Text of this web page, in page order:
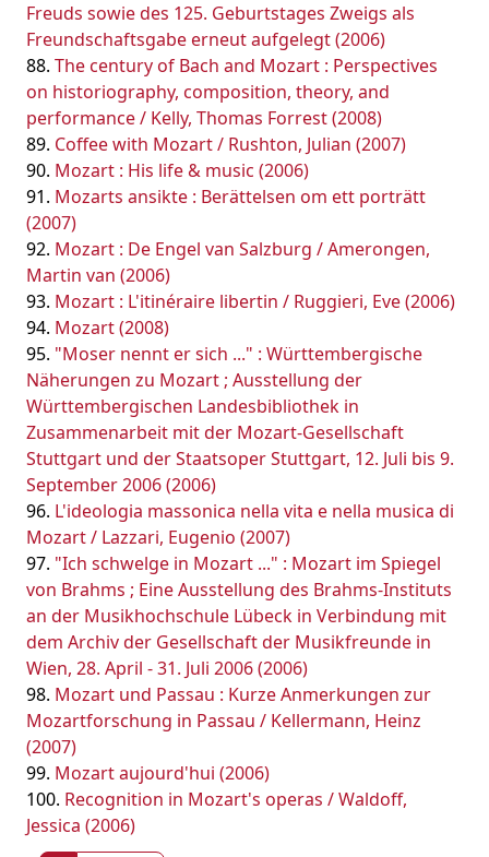
Freuds sowie des 125. Geburtstages Zweigs als
Freundschaftsgabe erneut aufgelegt (2006)
The century of Bach and Mozart : Perspectives
on historiography, composition, theory, and
performance / Kelly, Thomas Forrest (2008)
Coffee with Mozart / Rushton, Julian (2007)
Mozart : His life & music (2006)
Mozarts ansikte : Berättelsen om ett porträtt
(2007)
Mozart : De Engel van Salzburg / Amerongen,
Martin van (2006)
Mozart : L'itinéraire libertin / Ruggieri, Eve (2006)
Mozart (2008)
"Moser nennt er sich ..." : Württembergische
Näherungen zu Mozart ; Ausstellung der
Württembergischen Landesbibliothek in
Zusammenarbeit mit der Mozart-Gesellschaft
Stuttgart und der Staatsoper Stuttgart, 12. Juli bis 9.
September 2006 (2006)
L'ideologia massonica nella vita e nella musica di
Mozart / Lazzari, Eugenio (2007)
"Ich schwelge in Mozart ..." : Mozart im Spiegel
von Brahms ; Eine Ausstellung des Brahms-Instituts
an der Musikhochschule Lübeck in Verbindung mit
dem Archiv der Gesellschaft der Musikfreunde in
Wien, 28. April - 31. Juli 2006 (2006)
Mozart und Passau : Kurze Anmerkungen zur
Mozartforschung in Passau / Kellermann, Heinz
(2007)
Mozart aujourd'hui (2006)
Recognition in Mozart's operas / Waldoff,
Jessica (2006)